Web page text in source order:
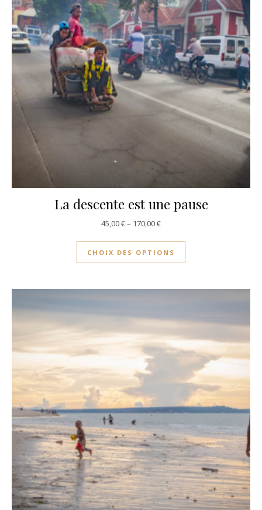
La descente est une pause
45,00€– 170,00€
CHOIX DES OPTIONS